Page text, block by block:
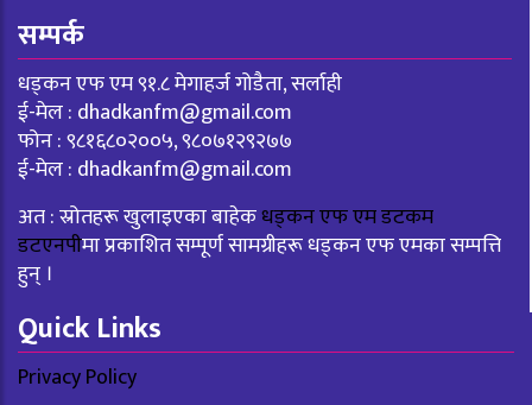
सम्पर्क
धड्कन एफ एम ९१.८ मेगाहर्ज गोडैता, सर्लाही
ई-मेल : dhadkanfm@gmail.com
फोन : ९८१६८०२००५, ९८०७१२९२७७
ई-मेल : dhadkanfm@gmail.com
अत : स्रोतहरू खुलाइएका बाहेकधड्कन एफ एम डटकम
डटएनपीमा प्रकाशित सम्पूर्ण सामग्रीहरू धड्कन एफ एमका सम्पत्ति
हुन् ।
Quick Links
Privacy Policy